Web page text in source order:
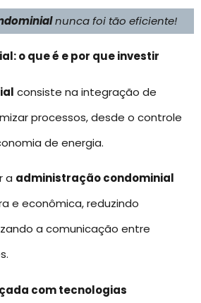
nunca foi tão eficiente!
o que é e por que investir
consiste na integração de
processos, desde o controle
de energia.
a administração condominial
e econômica, reduzindo
a comunicação entre
com tecnologias